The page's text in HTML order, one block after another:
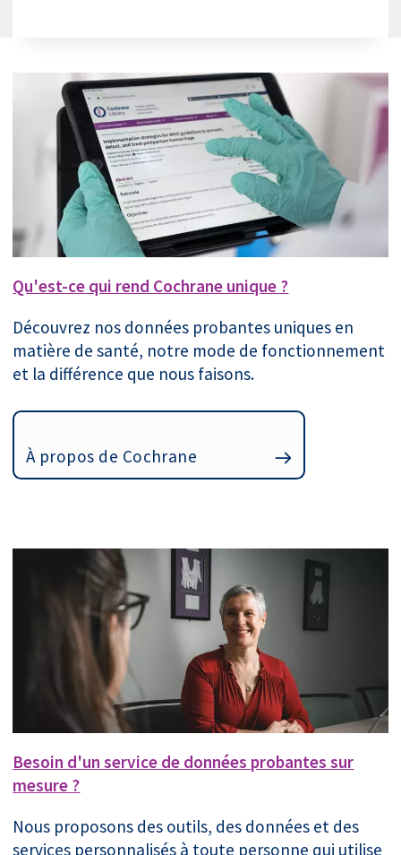
Qu'est-ce qui rend Cochrane unique ?
Découvrez nos données probantes uniques en
matière de santé, notre mode de fonctionnement
et la différence que nous faisons.
À propos de Cochrane
Besoin d'un service de données probantes sur
mesure ?
Nous proposons des outils, des données et des
services personnalisés à toute personne qui utilise